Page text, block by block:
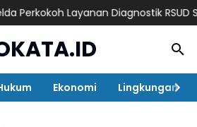
Layanan Diagnostik RSUD Sulbar
Ekonomi Lingkungan